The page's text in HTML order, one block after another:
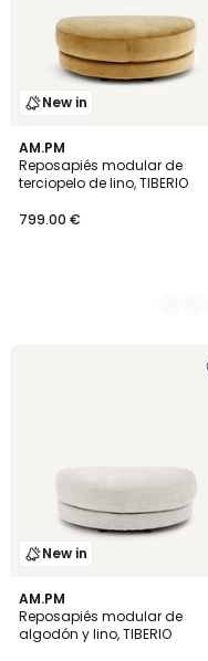
New in
AM.PM
Reposapiés modular de
terciopelo de lino, TIBERIO
799.00 €
5
Colores
New in
AM.PM
Reposapiés modular de
algodón y lino, TIBERIO
3
Colores